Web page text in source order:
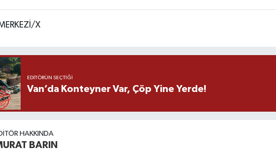
X
EDITÖRÜN SEÇTIĞI
Van’da Konteyner Var, Çöp Yine Yerde!
HAKKINDA
BARIN